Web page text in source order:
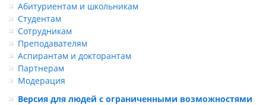
Абитуриентам и школьникам
Студентам
Сотрудникам
Преподавателям
Аспирантам и докторантам
Партнерам
Модерация
Версия для людей с ограниченными возможностями